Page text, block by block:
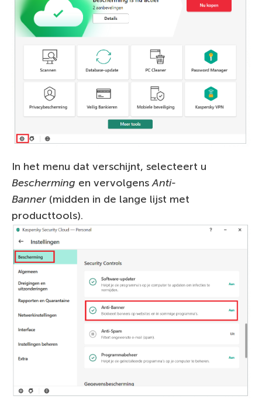
In het menu dat verschijnt, selecteert u
Bescherming en vervolgensAnti-
Banner (midden in de lange lijst met
producttools).